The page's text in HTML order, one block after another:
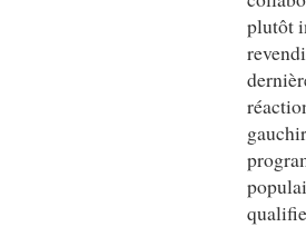
plutôt